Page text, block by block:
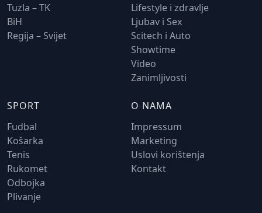
Tuzla – TK
BiH
Regija – Svijet
Lifestyle i zdravlje
Ljubav i Sex
Scitech i Auto
Showtime
Video
Zanimljivosti
SPORT
Fudbal
Košarka
Tenis
Rukomet
Odbojka
Plivanje
O NAMA
Impressum
Marketing
Uslovi korištenja
Kontakt